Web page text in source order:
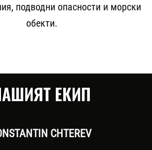
подводни опасности и морски
обекти.
ЕКИП
CHTEREV